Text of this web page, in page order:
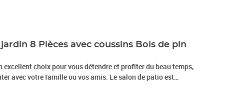
8 Pièces avec coussins Bois de pin
excellent choix pour vous détendre et profiter du beau temps,
avec votre famille ou vos amis. Le salon de patio est
ce qui le rend robuste et stable. Les coussins ajoutent